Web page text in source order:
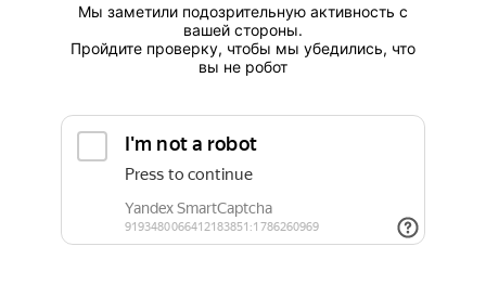
Мы заметили подозрительную активность с
вашей стороны.
Пройдите проверку, чтобы мы убедились, что
вы не робот